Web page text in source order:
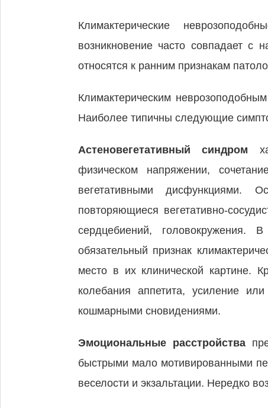
Климактерические
возникновение часто совпадает с
относятся к ранним признакам
Климактерическим
Наиболее типичны следующие
Астеновегетативный синдром
физическом напряжении,
вегетативными дисфункциями.
повторяющиеся вегетативно-
сердцебиений,
обязательный признак
место в их клинической картине.
колебания аппетита, усиление
кошмарными сновидениями.
Эмоциональные расстройства
быстрыми мало мотивированными
веселости и экзальтации. Нередко